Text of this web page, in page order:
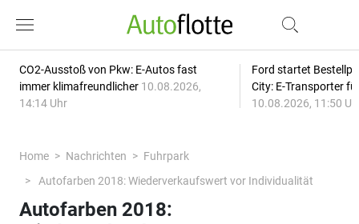
CO2-Ausstoß von Pkw: E-Autos fast
immer klimafreundlicher 10.08.2026,
14:14 Uhr
Ford startet
City: E-Transporter
10.08.2026, 11:50
Home Nachrichten
Fuhrpark
Autofarben 2018: Wiederverkaufswert vor Individualität
Autofarben 2018: